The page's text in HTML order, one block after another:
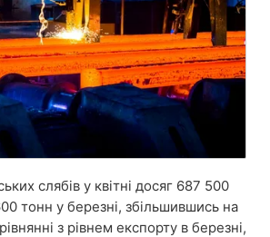
слябів у квітні досяг 687 500
тонн у березні, збільшившись на
з рівнем експорту в березні,